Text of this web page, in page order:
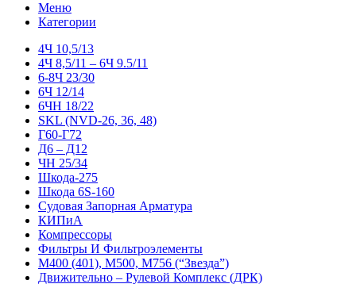
Меню
Категории
4Ч 10,5/13
4Ч 8,5/11 – 6Ч 9.5/11
6-8Ч 23/30
6Ч 12/14
6ЧН 18/22
SKL (NVD-26, 36, 48)
Г60-Г72
Д6 – Д12
ЧН 25/34
Шкода-275
Шкода 6S-160
Судовая Запорная Арматура
КИПиА
Компрессоры
Фильтры И Фильтроэлементы
М400 (401), М500, М756 (“Звезда”)
Движительно – Рулевой Комплекс (ДРК)